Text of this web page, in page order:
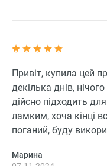
Привіт, купила цей
декілька днів,
дійсно підходить
ламким, хоча кінці
поганий, буду
Марина